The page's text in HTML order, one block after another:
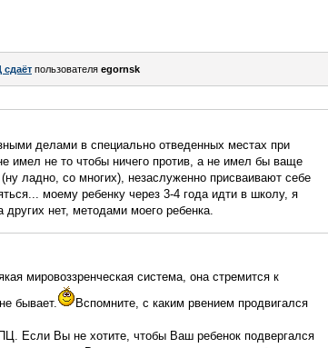
пользователя egornsk
делами в специально отведенных местах при
имел не то чтобы ничего против, а не имел бы ваще
ладно, со многих), незаслуженно присваивают себе
моему ребенку через 3-4 года идти в школу, я
нет, методами моего ребенка.
мировоззренческая система, она стремится к
бывает.
Вспомните, с каким рвением продвигался
Если Вы не хотите, чтобы Ваш ребенок подвергался